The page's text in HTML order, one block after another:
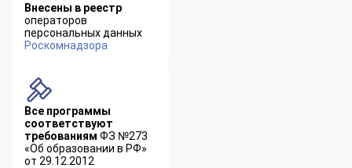
Внесены в реестр
операторов
персональных данных
Роскомнадзора
Все программы
соответствуют
требованиям ФЗ №273
«Об образовании в РФ»
от 29.12.2012